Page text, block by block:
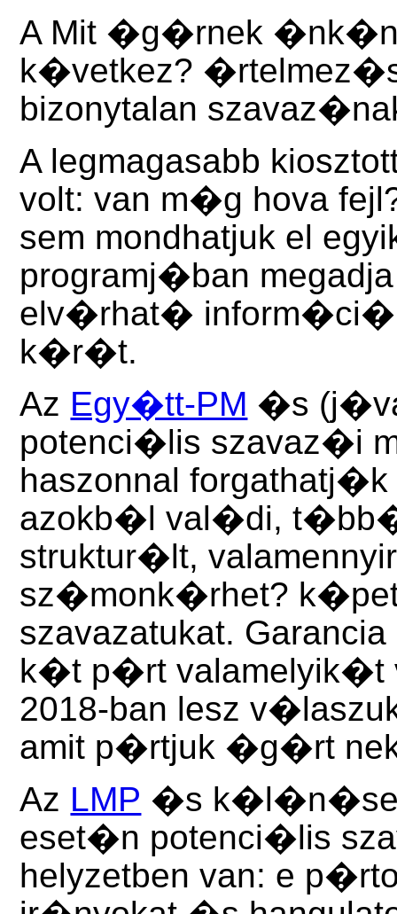
A Mit �g�rnek
k�vetkez?
bizonytalan
A legmagasabb
volt: van m�g hova
sem mondhatjuk el
programj�ban
elv�rhat�
k�r�t.
Az Egy�tt-PM �s
potenci�lis szavaz�i
haszonnal
azokb�l val�di,
struktur�lt,
sz�monk�rhet?
szavazatukat.
k�t p�rt valamelyik�t
2018-ban lesz
amit p�rtjuk �g�rt
Az LMP �s
eset�n potenci�lis
helyzetben van: e